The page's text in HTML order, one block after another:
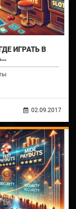
ИГРАТЬ В
02.09.2017